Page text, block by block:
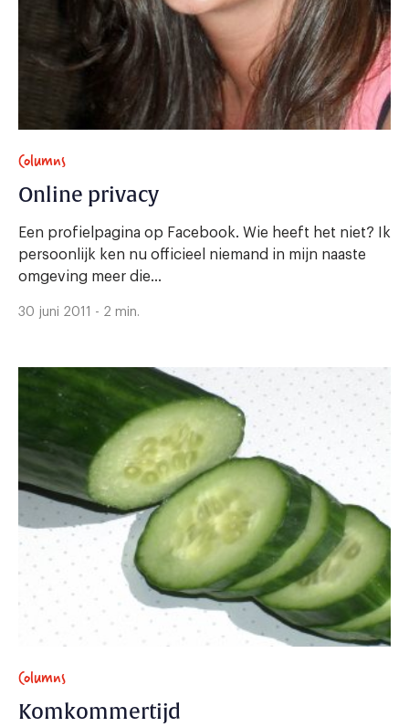
Columns
Online privacy
Een profielpagina op Facebook. Wie heeft het niet? Ik
persoonlijk ken nu officieel niemand in mijn naaste
omgeving meer die...
30 juni 2011 - 2 min.
Columns
Komkommertijd